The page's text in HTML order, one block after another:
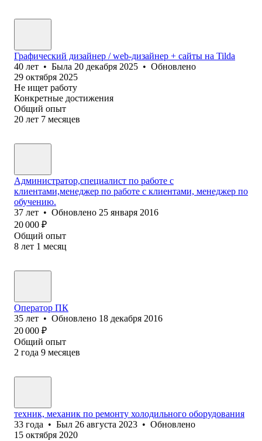
Графический дизайнер / web-дизайнер + сайты на Tilda
40 лет • Была 20 декабря 2025 • Обновлено
29 октября 2025
Не ищет работу
Конкретные достижения
Общий опыт
20 лет 7 месяцев
Администратор,специалист по работе с
клиентами,менеджер по работе с клиентами, менеджер по
обучению.
37 лет • Обновлено 25 января 2016
20 000 ₽
Общий опыт
8 лет 1 месяц
Оператор ПК
35 лет • Обновлено 18 декабря 2016
20 000 ₽
Общий опыт
2 года 9 месяцев
техник, механик по ремонту холодильного оборудования
33 года • Был 26 августа 2023 • Обновлено
15 октября 2020